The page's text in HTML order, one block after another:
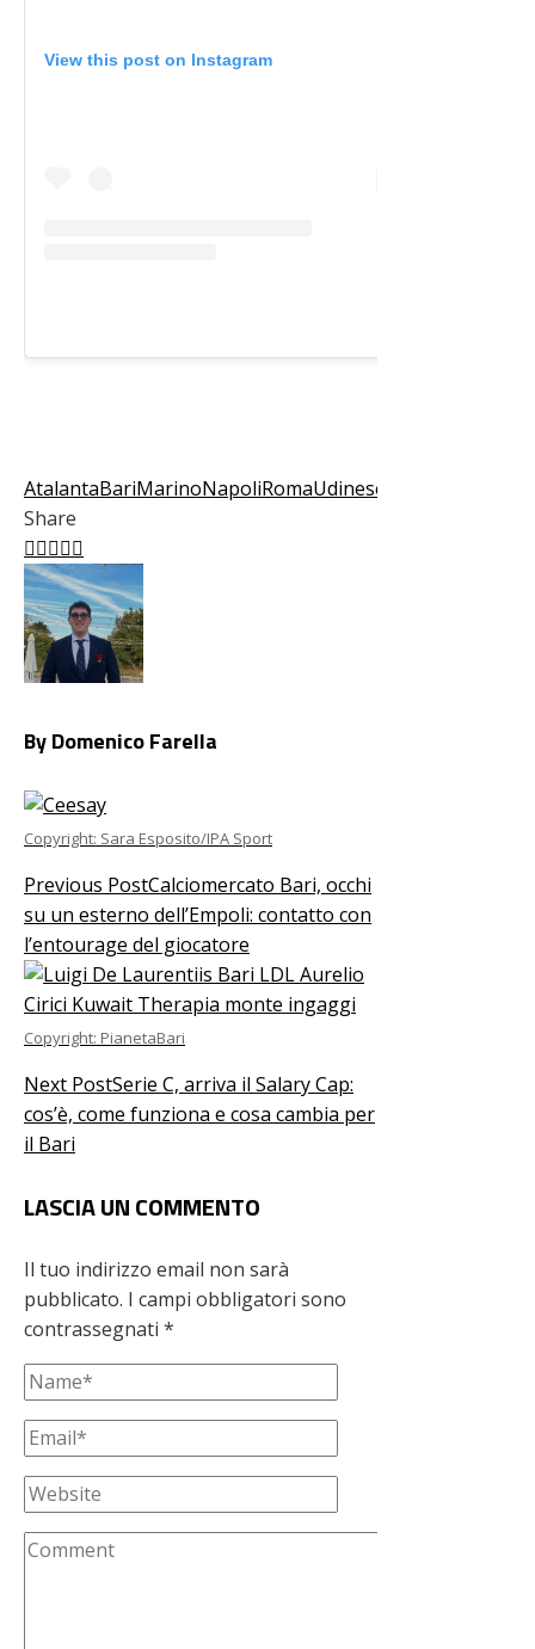
View this post on Instagram
AtalantaBariMarinoNapoliRomaUdinese
Share
Facebook
Twitter
LinkedIn
Pinterest
Stumbleupon
By Domenico Farella
Copyright: Sara Esposito/IPA Sport
Previous PostCalciomercato Bari, occhi
su un esterno dell’Empoli: contatto con
l’entourage del giocatore
Copyright: PianetaBari
Next PostSerie C, arriva il Salary Cap:
cos’è, come funziona e cosa cambia per
il Bari
LASCIA UN COMMENTO
Il tuo indirizzo email non sarà
pubblicato. I campi obbligatori sono
contrassegnati *